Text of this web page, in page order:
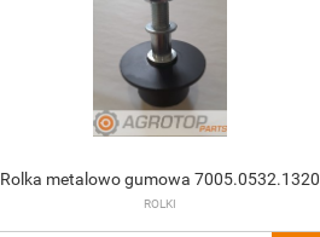
Rolka metalowo gumowa 7005.0532.1320
ROLKI